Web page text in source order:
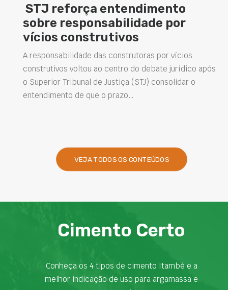
vícios
jurídico após
o
Concretos aditivados e
elevam desempenho das
estruturas e
soluções na construção
Projetar estruturas mais duráveis, reduzir
intervenções de manutenção e melhorar o
desempenho das obras são desafios cada
VEJA TODOS OS CONTEÚDOS
Cimento Certo
Conheça os 4 tipos de cimento Itambé e a
melhor indicação de uso para argamassa e